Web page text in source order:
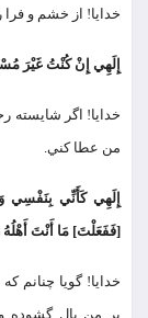
خدايا! از خشم و
إِلَهِي إِنْ كُنْتُ غَيْرَ
خدايا! اگر شايسته
من عطا كني.
إِلَهِي كَأَنِّي بِنَفْسِي
[فَفَعَلْتَ‏] مَا أَنْتَ
خدايا! گويا چنانم
بر من بال گشوده و